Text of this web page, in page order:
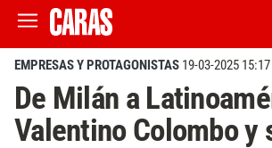
EMPRESAS Y PROTAGONISTAS 19-03-2025 15:17
De Milán a
Valentino Colombo y